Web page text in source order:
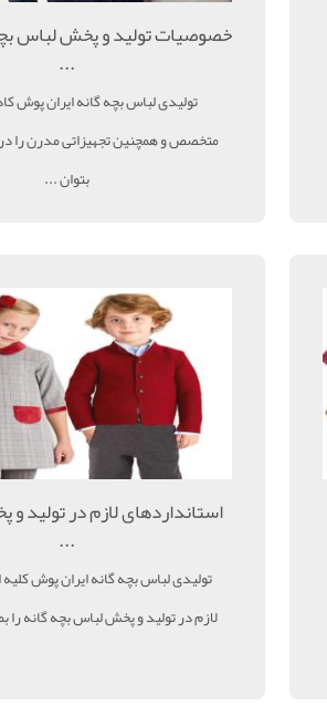
خصوصیات تولید و پخش لباس
...
تولیدی لباس بچه گانه ایران پوش
متخصص و همچنین تجهیزاتی مدرن را در
بتوان ...
استانداردهای لازم در تولید
...
تولیدی لباس بچه گانه ایران پوش
لازم در تولید و پخش لباس بچه گانه را